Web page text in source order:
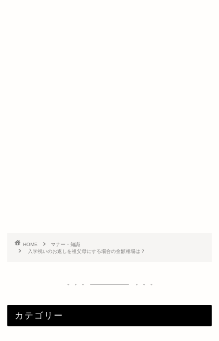
HOME
マナー・知識
入学祝いのお返しを祖父母にする場合の金額相場は？
カテゴリー